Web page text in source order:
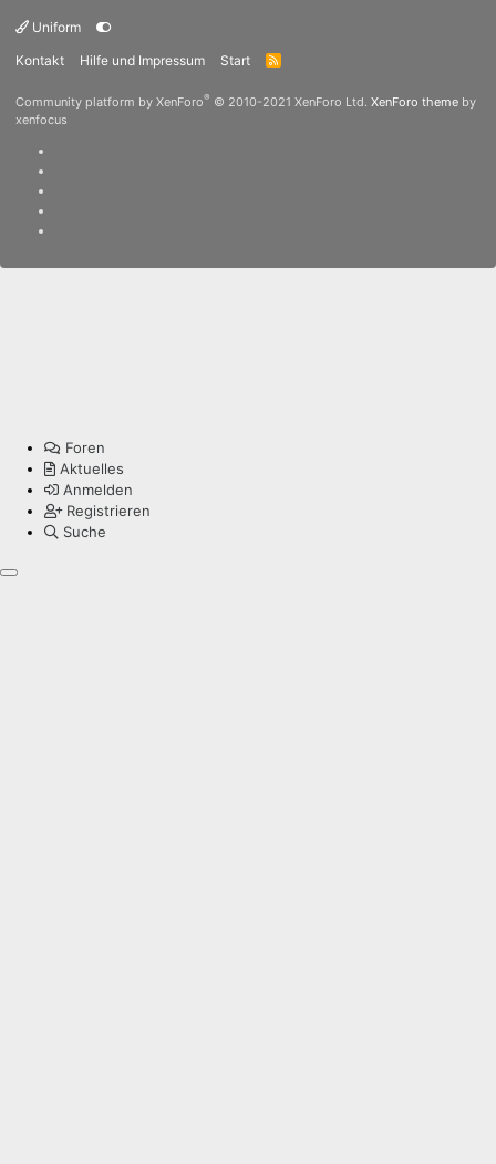
Uniform
Kontakt
Hilfe und Impressum Start
R
Community platform by XenForo® © 2010-2021 XenForo Ltd. XenForo theme by
xenfocus
Foren
Aktuelles
Anmelden
Registrieren
Suche